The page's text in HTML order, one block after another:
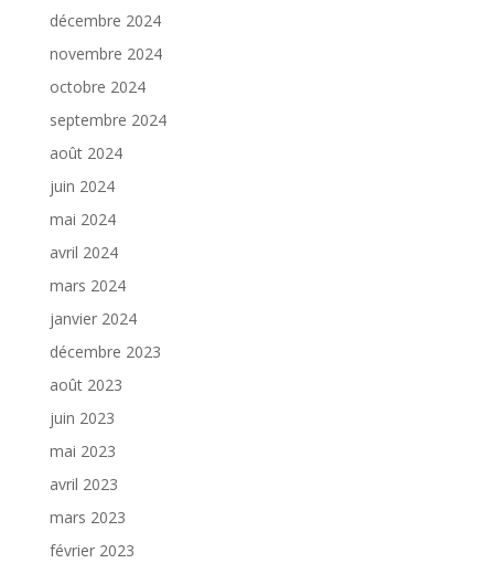
décembre 2024
novembre 2024
octobre 2024
septembre 2024
août 2024
juin 2024
mai 2024
avril 2024
mars 2024
janvier 2024
décembre 2023
août 2023
juin 2023
mai 2023
avril 2023
mars 2023
février 2023